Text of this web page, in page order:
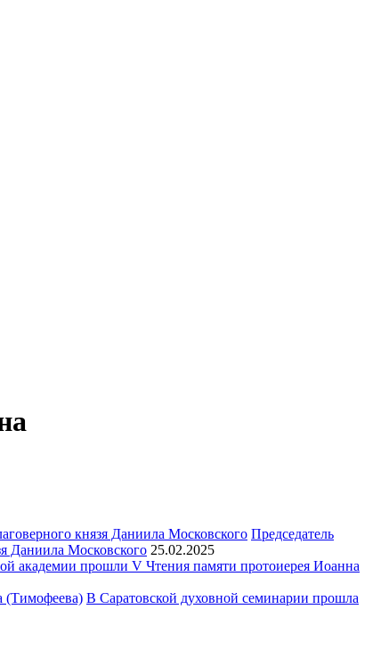
Председатель
Даниила Московского 25.02.2025
академии прошли V Чтения памяти протоиерея Иоанна
В Саратовской духовной семинарии прошла